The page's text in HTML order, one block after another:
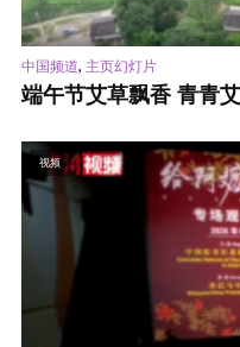
中国频道, 主页幻灯片
端午节艾草飘香 青青
视频